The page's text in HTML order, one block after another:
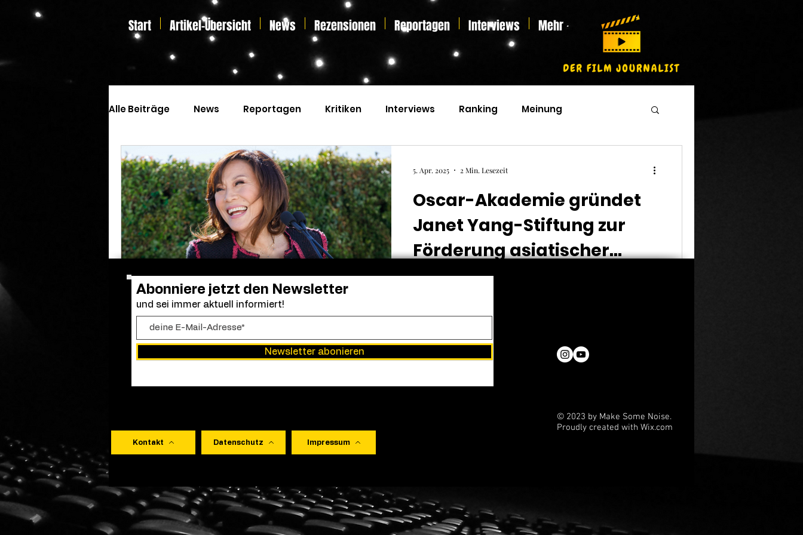
Start Artikel-Übersicht News Rezensionen Reportagen Interviews Mehr
Alle Beiträge News Reportagen Kritiken Interviews Ranking Meinung
Kinoprogramm Specials Home Entertainment
Oscar-Akademie gründet
Janet Yang-Stiftung zur
Förderung asiatischer
Filmkunst
Die Oscar-Academy weitet ihr globales Engagement aus
5. Apr. 2025 2 Min. Lesezeit
Abonniere jetzt den Newsletter
und sei immer aktuell informiert!
Newsletter abonieren
Kontakt Datenschutz Impressum
© 2023 by Make Some Noise.
Proudly created with Wix.com